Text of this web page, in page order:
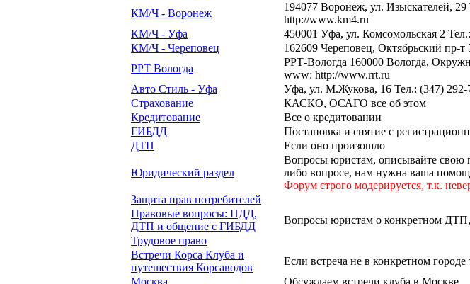
КМ/Ч - Воронеж
194077 Воронеж, ул. Изыскателей,
http://www.km4.ru
КМ/Ч - Уфа
450001 Уфа, ул. Комсомольская 2
КМ/Ч - Череповец
162609 Череповец, Октябрьский пр-
РРТ Вологда
РРТ-Вологда 160000 Вологда,
www: http://www.rrt.ru
Авто Стиль - Уфа
Уфа, ул. М.Жукова, 16 Тел.: (347)
Страхование
КАСКО, ОСАГО все об этом
Кредитование
Все о кредитовании
ГИБДД
Постановка и снятие с
ДТП
Если оно произошло
Юридический раздел
Вопросы юристам, описывайте свою
либо вопросе, нам нужна ваша
Форум строго модерируется, т.к.
Защита прав потребителей
Правовые вопросы: ПДД,
ДТП и общение с ГИБДД
Вопросы юристам о конкретном
Трудовое право
Встречи Корса Клуба и
путешествия Корсаводов
Если встреча не в конкретном